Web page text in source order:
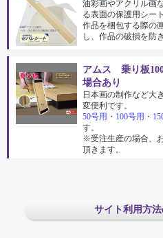
油彩画やアクリル画
る表面の保護用シー
作品を梱包する際の
し、作品の破損を防
アムス 乗り板
場合あり
日本画の制作など大
変便利です。
50号用 ・ 100号用 ・
す。
※受注生産の場合、
頂きます。
サイト利用方